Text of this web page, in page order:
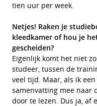
tien uur per week.
Netjes! Raken je
kleedkamer of hou je
gescheiden?
Eigenlijk komt het niet
studeer, tussen de
veel tijd. Maar, als ik
samenvatting mee naar
door te lezen. Dus ja, af